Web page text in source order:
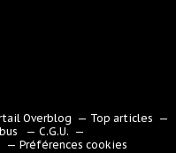
Overblog
Top articles
C.G.U.
Préférences cookies